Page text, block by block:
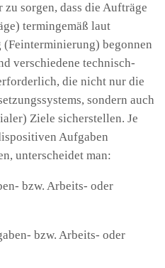
sorgen, dass die Aufträge
termingemäß laut
begonnen
verschiedene technisch-
die nicht nur die
sondern auch
Ziele sicherstellen. Je
Aufgaben
unterscheidet man:
bzw. Arbeits- oder
bzw. Arbeits- oder